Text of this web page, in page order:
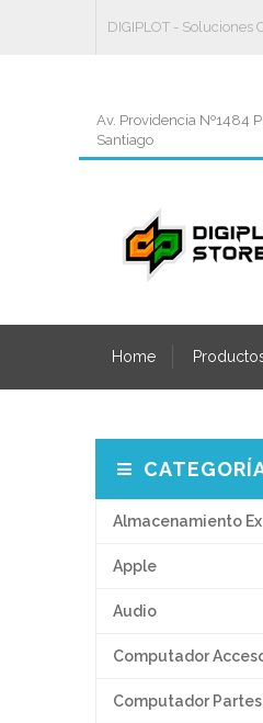
DIGIPLOT - Soluciones
Av. Providencia Nº1484
Santiago
Home
Almacenamiento
Apple
Audio
Computador
Computador Partes